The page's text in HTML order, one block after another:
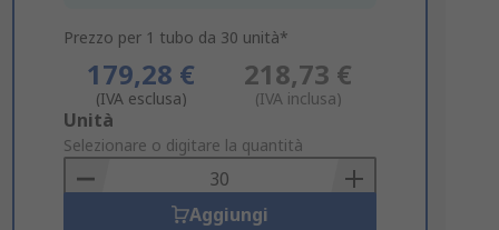
Prezzo per 1 tubo da 30 unità*
179,28 €
(IVA esclusa)
218,73 €
(IVA inclusa)
Add
to
Basket
Unità
Selezionare o digitare la quantità
Aggiungi